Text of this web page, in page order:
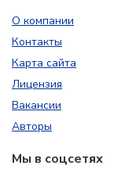
О компании
Контакты
Карта сайта
Лицензия
Вакансии
Авторы
Мы в соцсетях